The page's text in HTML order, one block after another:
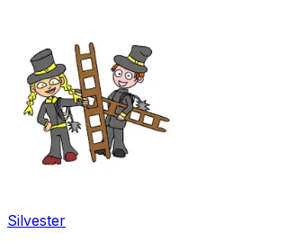
Silvester